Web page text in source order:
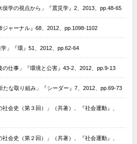
俣学の視点から」『震災学』2、2013、pp.48-65
ャーナル』68、2012、pp.1098-1102
」『環』51、2012、pp.62-64
の仕事」『環境と公害』43-2、2012、pp.9-13
たな取り組み」『シーダー』7、2012、pp.69-73
会史（第３回）」（共著）、『社会運動』、
会史（第２回）」（共著）、『社会運動』、